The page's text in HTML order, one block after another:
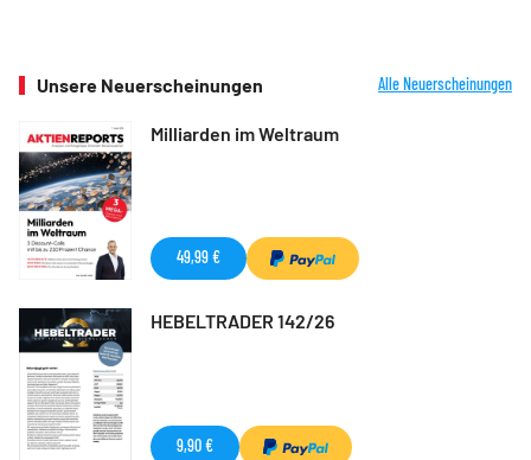
Unsere Neuerscheinungen Alle Neuerscheinungen
Milliarden im Weltraum
49,99 €
HEBELTRADER 142/26
9,90 €